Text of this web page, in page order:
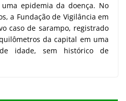
epidemia da doença. No
a Fundação de Vigilância em
caso de sarampo, registrado
da capital em uma
idade, sem histórico de